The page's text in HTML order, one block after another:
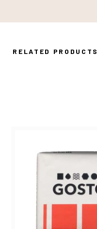
RELATED PRODUCTS